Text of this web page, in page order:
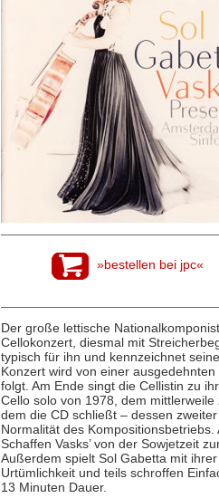
»bestellen bei jpc«
Der große lettische
Cellokonzert, diesmal mit
typisch für ihn und kennzeichnet
Konzert wird von einer
folgt. Am Ende singt die Cellistin zu
Cello solo von 1978, dem
dem die CD schließt – dessen
Normalität des
Schaffen Vasks’ von der Sowjetzeit
Außerdem spielt Sol Gabetta mit
Urtümlichkeit und teils schroffen
13 Minuten Dauer.